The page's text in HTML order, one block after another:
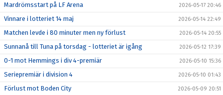
Mardrömsstart på LF Arena 2026-05-17 20:46
Vinnare i lotteriet 14 maj 2026-05-14 22:49
Matchen levde i 80 minuter men ny förlust 2026-05-14 20:55
Sunnanå till Tuna på torsdag - lotteriet är igång 2026-05-12 17:39
0-1 mot Hemmings i div 4-premiär 2026-05-10 15:36
Seriepremiär i division 4 2026-05-10 01:43
Förlust mot Boden City 2026-05-09 20:51